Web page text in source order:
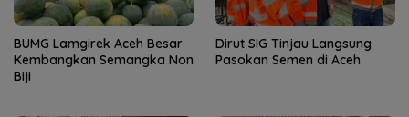
BUMG Lamgirek Aceh Besar
Kembangkan Semangka Non
Biji
Dirut SIG Tinjau Langsung
Pasokan Semen di Aceh